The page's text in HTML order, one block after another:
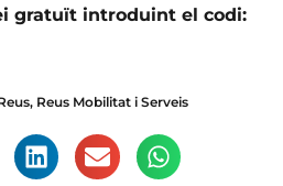
gratuït introduint el codi:
, Reus Mobilitat i Serveis